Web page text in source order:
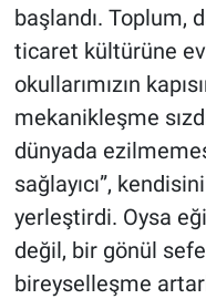
başlandı. Toplum,
ticaret kültürüne
okullarımızın
mekanikleşme
dünyada
sağlayıcı”,
yerleştirdi. Oysa
değil, bir gönül
bireyselleşme